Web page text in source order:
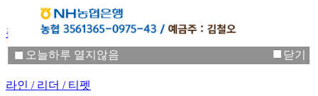
로드 케이스 / 소품
플라이 릴
플라이 릴
라인 / 리더 / 티펫
오늘하루 열지않음 닫기